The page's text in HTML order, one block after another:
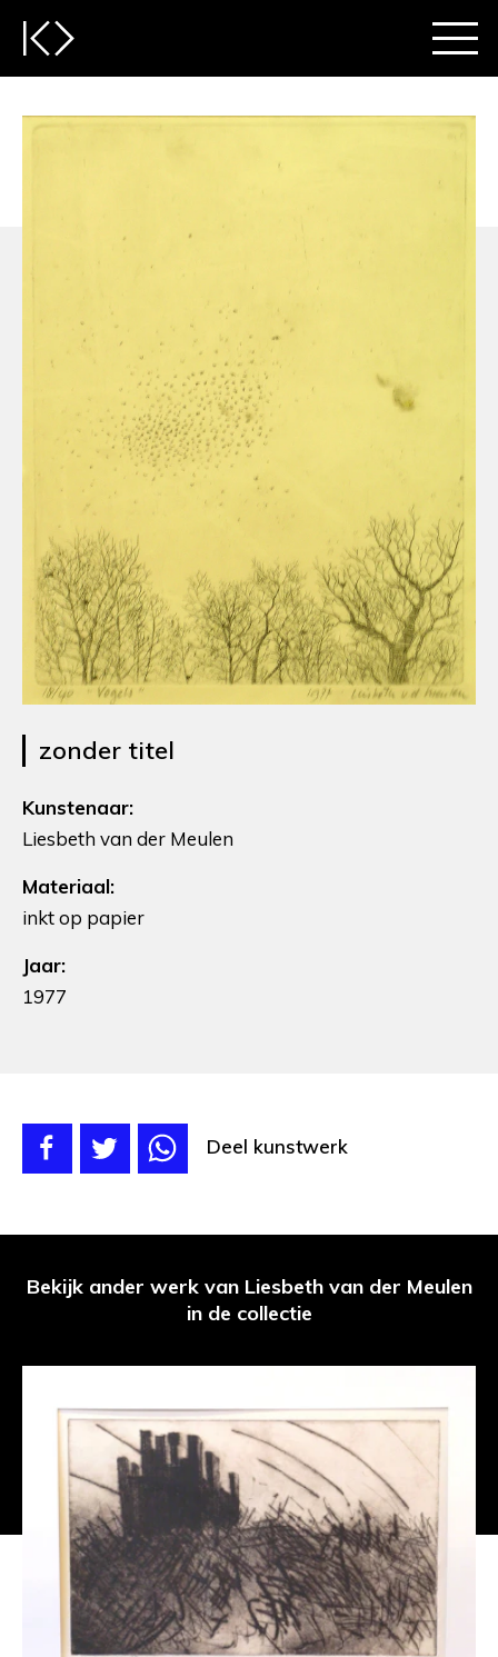
zonder titel
Kunstenaar:
Liesbeth van der Meulen
Materiaal:
inkt op papier
Jaar:
1977
Deel kunstwerk
Bekijk ander werk van Liesbeth van der Meulen
in de collectie